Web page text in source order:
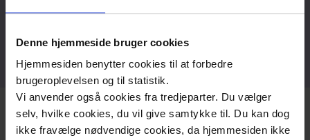
Denne hjemmeside bruger cookies
Hjemmesiden benytter cookies til at forbedre
brugeroplevelsen og til statistik.
Vi anvender også cookies fra tredjeparter. Du vælger
selv, hvilke cookies, du vil give samtykke til. Du kan dog
ikke fravælge nødvendige cookies, da hjemmesiden ikke
Øre-,
Næse- og
Halskirurgi